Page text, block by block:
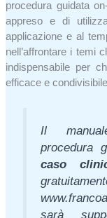
procedura guidata
appreso e di
applicazione e al
nell’affrontare i temi
indispensabile per
efficace e
Il
procedura
caso
sarà